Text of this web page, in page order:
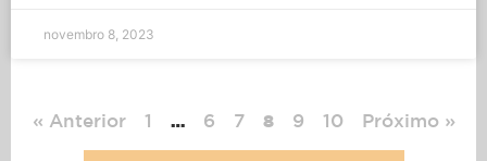
novembro 8, 2023
« Anterior 1 … 6 7 8 9 10 Próximo »